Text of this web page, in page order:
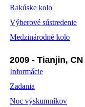
Rakúske kolo
Výberové sústredenie
Medzinárodné kolo
2009 - Tianjin, CN
Informácie
Zadania
Noc výskumníkov